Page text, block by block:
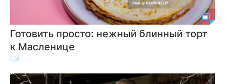
Готовить просто: нежный блинный торт
к Масленице
6